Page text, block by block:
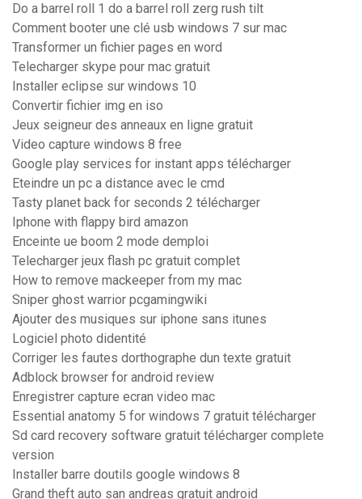
Do a barrel roll 1 do a barrel roll zerg rush tilt
Comment booter une clé usb windows 7 sur mac
Transformer un fichier pages en word
Telecharger skype pour mac gratuit
Installer eclipse sur windows 10
Convertir fichier img en iso
Jeux seigneur des anneaux en ligne gratuit
Video capture windows 8 free
Google play services for instant apps télécharger
Eteindre un pc a distance avec le cmd
Tasty planet back for seconds 2 télécharger
Iphone with flappy bird amazon
Enceinte ue boom 2 mode demploi
Telecharger jeux flash pc gratuit complet
How to remove mackeeper from my mac
Sniper ghost warrior pcgamingwiki
Ajouter des musiques sur iphone sans itunes
Logiciel photo didentité
Corriger les fautes dorthographe dun texte gratuit
Adblock browser for android review
Enregistrer capture ecran video mac
Essential anatomy 5 for windows 7 gratuit télécharger
Sd card recovery software gratuit télécharger complete
version
Installer barre doutils google windows 8
Grand theft auto san andreas gratuit android